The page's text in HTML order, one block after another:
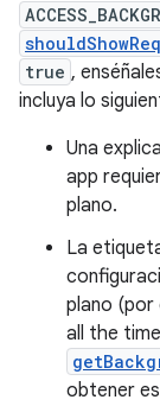
true ,
incluya lo
Una
app
plano.
La
plano (por
all the
obtener